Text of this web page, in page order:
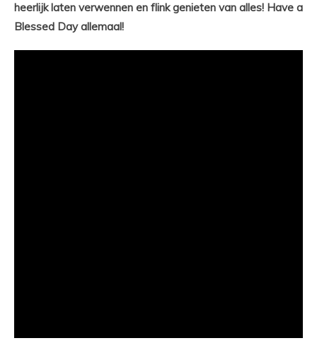
heerlijk laten verwennen en flink genieten van alles! Have a
Blessed Day allemaal!